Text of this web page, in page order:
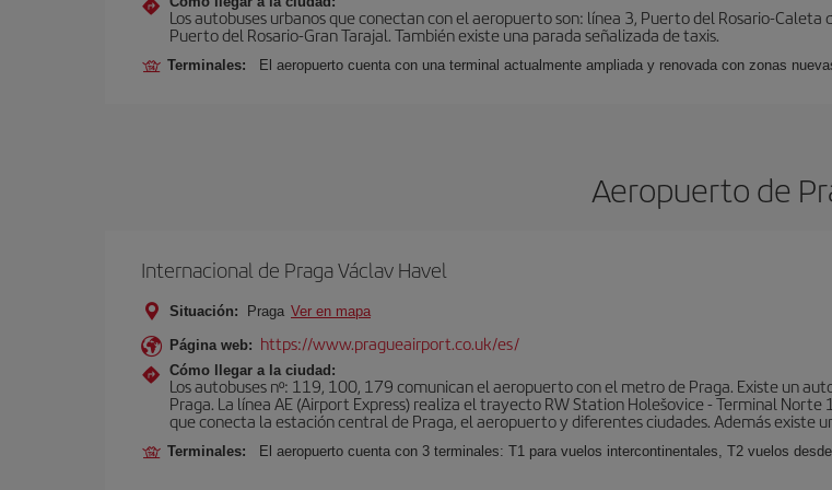
Los autobuses urbanos que conectan con el aeropuerto son: línea 3, Puerto del Rosario-
Puerto del Rosario-Gran Tarajal. También existe una parada señalizada de taxis.
Terminales: El aeropuerto cuenta con una terminal actualmente ampliada y renovada con zonas
Aeropuerto de
Internacional de Praga Václav Havel
Situación: Praga Ver en mapa
Página web: https://www.pragueairport.co.uk/es/
Cómo llegar a la ciudad:
Los autobuses nº: 119, 100, 179 comunican el aeropuerto con el metro de Praga. Existe un
Praga. La línea AE (Airport Express) realiza el trayecto RW Station Holešovice - Terminal
que conecta la estación central de Praga, el aeropuerto y diferentes ciudades. Además existe
Terminales: El aeropuerto cuenta con 3 terminales: T1 para vuelos intercontinentales, T2 vuelos